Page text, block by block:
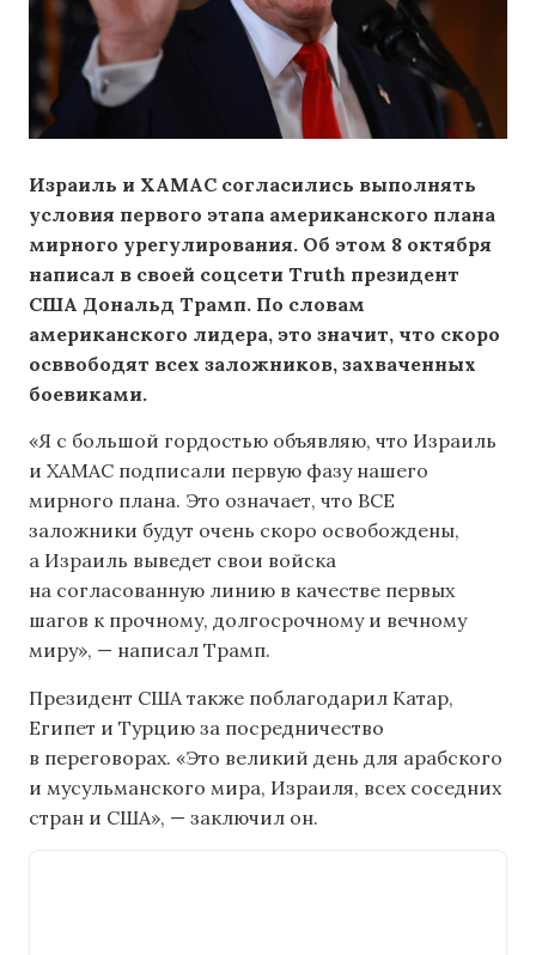
Израиль и ХАМАС согласились выполнять
условия первого этапа американского плана
мирного урегулирования. Об этом 8 октября
написал в своей соцсети Truth президент
США Дональд Трамп. По словам
американского лидера, это значит, что скоро
осввободят всех заложников, захваченных
боевиками.
«Я с большой гордостью объявляю, что Израиль
и ХАМАС подписали первую фазу нашего
мирного плана. Это означает, что ВСЕ
заложники будут очень скоро освобождены,
а Израиль выведет свои войска
на согласованную линию в качестве первых
шагов к прочному, долгосрочному и вечному
миру», — написал Трамп.
Президент США также поблагодарил Катар,
Египет и Турцию за посредничество
в переговорах. «Это великий день для арабского
и мусульманского мира, Израиля, всех соседних
стран и США», — заключил он.